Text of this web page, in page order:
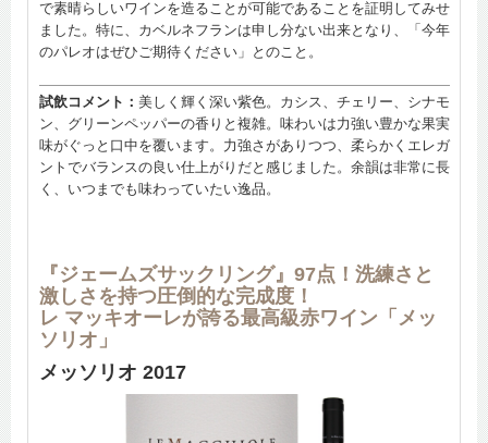
で素晴らしいワインを造ることが可能であることを証明してみせ
ました。特に、カベルネフランは申し分ない出来となり、「今年
のパレオはぜひご期待ください」とのこと。
試飲コメント： 美しく輝く深い紫色。カシス、チェリー、シナモ
ン、グリーンペッパーの香りと複雑。味わいは力強い豊かな果実
味がぐっと口中を覆います。力強さがありつつ、柔らかくエレガ
ントでバランスの良い仕上がりだと感じました。余韻は非常に長
く、いつまでも味わっていたい逸品。
『ジェームズサックリング』97点！洗練さと
激しさを持つ圧倒的な完成度！
レ マッキオーレが誇る最高級赤ワイン「メッ
ソリオ」
メッソリオ 2017